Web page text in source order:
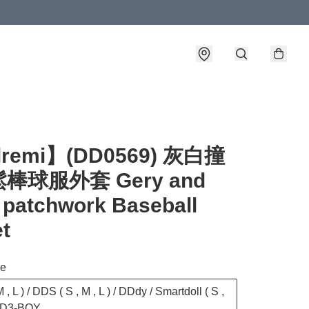
】(DD0569) 灰白撞
棒球服外套 Gery and
Baseball
, L ) / DDS ( S , M , L ) / DDdy / Smartdoll ( S ,